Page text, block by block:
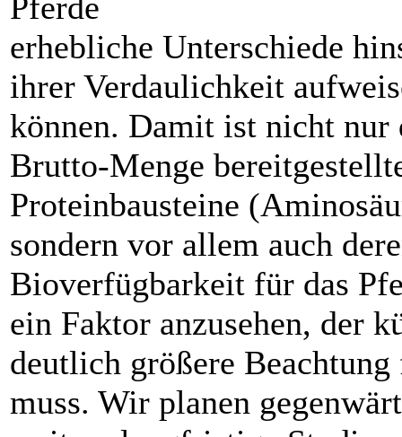
erhebliche Unterschiede
ihrer Verdaulichkeit
können. Damit ist nicht nur
Brutto-Menge
Proteinbausteine
sondern vor allem auch
Bioverfügbarkeit für das
ein Faktor anzusehen, der
deutlich größere
muss. Wir planen